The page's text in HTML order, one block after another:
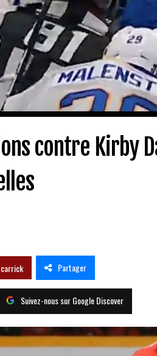
contre Kirby
Partager
Suivez-nous sur Google Discover